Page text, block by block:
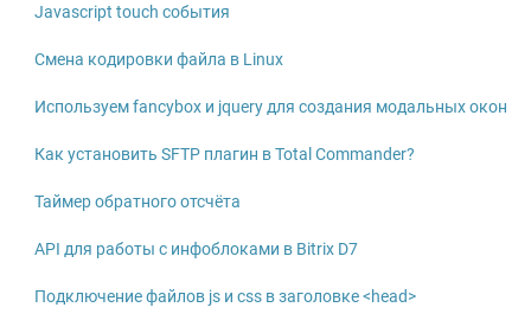
Javascript touch события
Смена кодировки файла в Linux
Используем fancybox и jquery для создания модальных окон
Как установить SFTP плагин в Total Commander?
Таймер обратного отсчёта
API для работы с инфоблоками в Bitrix D7
Подключение файлов js и css в заголовке <head>